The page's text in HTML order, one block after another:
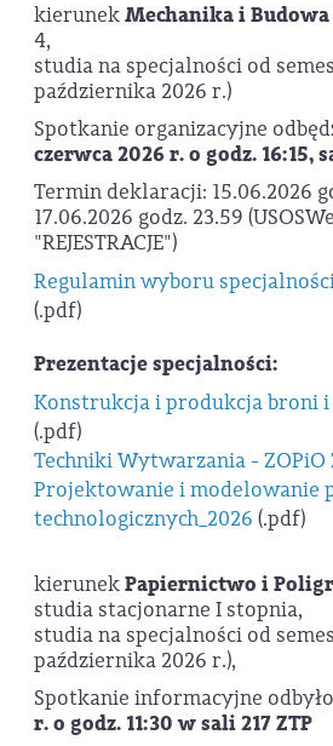
kierunekMechanika i
4,
studia na specjalności od
października 2026 r.)
Spotkanie organizacyjne
czerwca 2026 r. o godz. 16:15,
Termin deklaracji: 15.06.2026
17.06.2026 godz. 23.59
"REJESTRACJE")
Regulamin wyboru
(.pdf)
Prezentacje specjalności:
Konstrukcja i produkcja broni i
(.pdf)
Techniki Wytwarzania - ZOPiO
Projektowanie i modelowanie
technologicznych_2026 (.pdf)
kierunekPapiernictwo i
studia stacjonarne I stopnia,
studia na specjalności od
października 2026 r.),
Spotkanie informacyjne
r. o godz. 11:30 w sali 217 ZTP